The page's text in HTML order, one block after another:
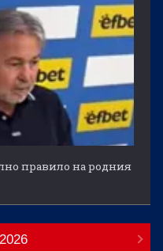
правило на родния
2026